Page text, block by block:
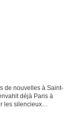
de nouvelles à Saint-
déjà Paris à
les silencieux